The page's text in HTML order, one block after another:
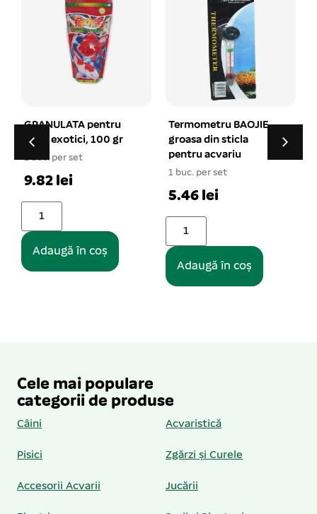
Termometru BAOJIE
groasa din sticla
pentru acvariu
1 buc. per set
DAPHNIA pentru pesti
exotici, 1000 ml
1 buc. per set
20.65 lei
Cele mai populare
categorii de produse
Câini Acvaristică
Pisici Zgărzi și Curele
Accesorii Acvarii Jucării